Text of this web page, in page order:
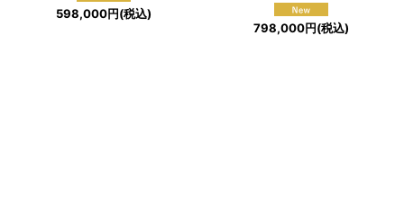
598,000円(税込)
798,000円(税込)